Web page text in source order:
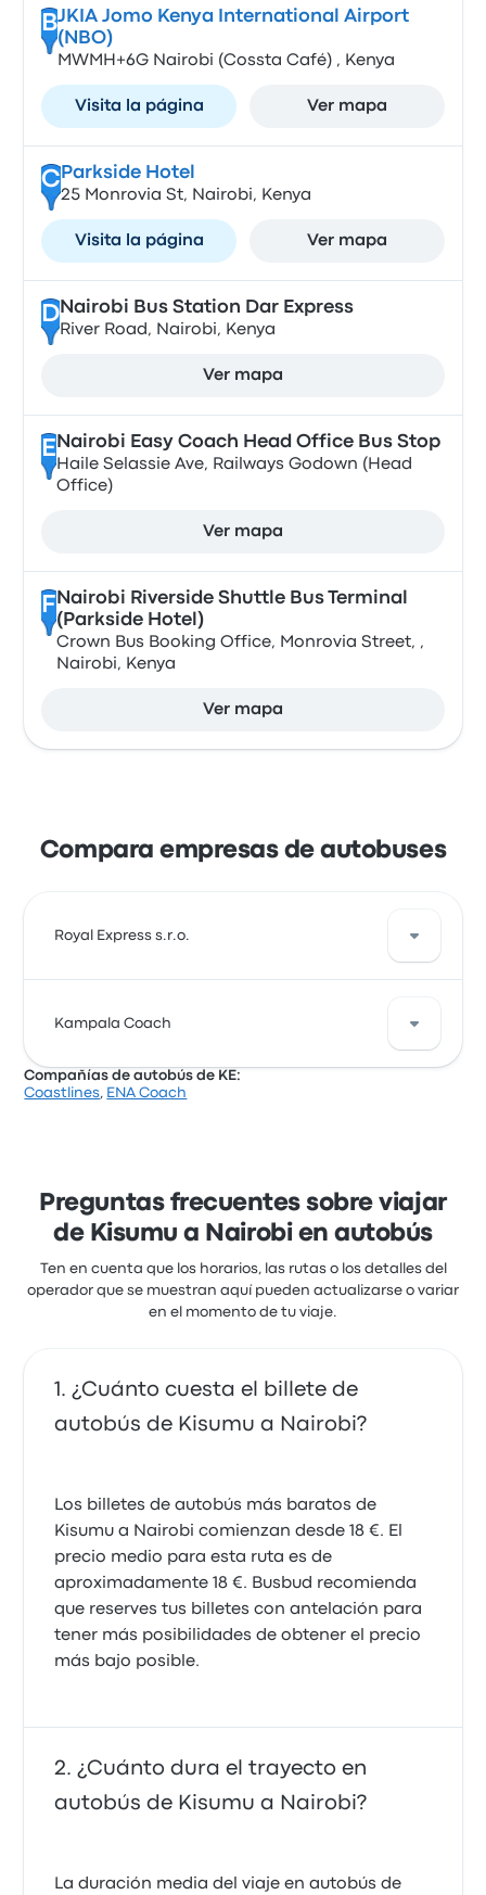
BJKIA Jomo Kenya International Airport
(NBO)
MWMH+6G Nairobi (Cossta Café) , Kenya
Visita la página Ver mapa
CParkside Hotel
25 Monrovia St, Nairobi, Kenya
Visita la página Ver mapa
DNairobi Bus Station Dar Express
River Road, Nairobi, Kenya
Ver mapa
E Nairobi Easy Coach Head Office Bus Stop
Haile Selassie Ave, Railways Godown (Head
Office)
Ver mapa
F Nairobi Riverside Shuttle Bus Terminal
(Parkside Hotel)
Crown Bus Booking Office, Monrovia Street, ,
Nairobi, Kenya
Ver mapa
Compara empresas de autobuses
Royal Express s.r.o.
Royal Express s.r.o. ofrece 1 autobuses diarios de
20 €. El viaje entre las dos ciudades suele durar
alrededor de 6 horas 25 minutos.
Kampala Coach
Kampala Coach ofrece 1 autobuses diarios de
alrededor de 8 horas 25 minutos.
Compañías de autobús de KE:
Coastlines, ENA Coach
Preguntas frecuentes sobre viajar
de Kisumu a Nairobi en autobús
Ten en cuenta que los horarios, las rutas o los detalles del
operador que se muestran aquí pueden actualizarse o variar
en el momento de tu viaje.
¿Cuánto cuesta el billete de
autobús de Kisumu a Nairobi?
Los billetes de autobús más baratos de
Kisumu a Nairobi comienzan desde 18 €. El
precio medio para esta ruta es de
aproximadamente 18 €. Busbud recomienda
que reserves tus billetes con antelación para
tener más posibilidades de obtener el precio
más bajo posible.
¿Cuánto dura el trayecto en
autobús de Kisumu a Nairobi?
La duración media del viaje en autobús de